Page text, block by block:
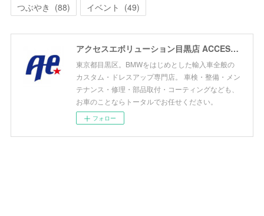
つぶやき (88) イベント (49)
アクセスエボリューション目黒店 ACCESS EVOLUTION MEGURO
東京都目黒区。BMWをはじめとした輸入車全般の
カスタム・ドレスアップ専門店。 車検・整備・メン
テナンス・修理・部品取付・コーティングなども、
お車のことならトータルでお任せください。
フォロー